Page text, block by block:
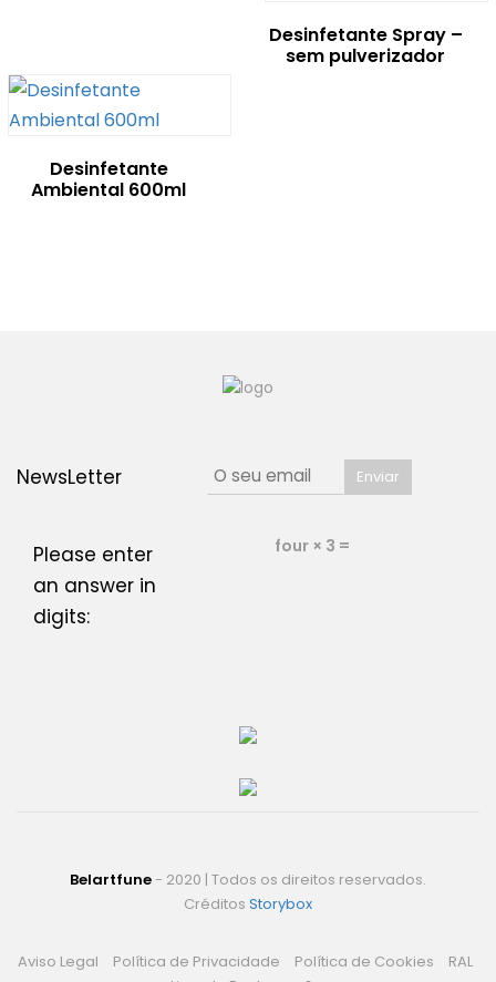
Desinfetante Spray –
sem pulverizador
Desinfetante
Ambiental 600ml
NewsLetter
Please enter
an answer in
digits:
four × 3 =
Belartfune - 2020 | Todos os direitos reservados.
Créditos Storybox
Aviso Legal Política de Privacidade Política de Cookies
RAL